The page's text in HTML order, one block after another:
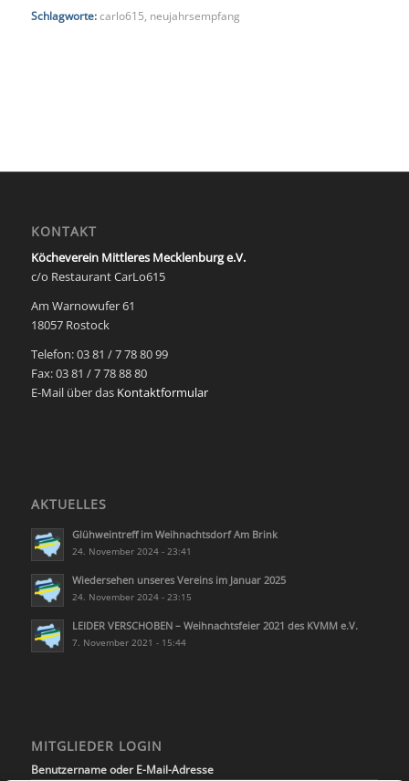
Schlagworte: carlo615 neujahrsempfang
KONTAKT
Köcheverein Mittleres Mecklenburg e.V.
c/o Restaurant CarLo615
Am Warnowufer 61
18057 Rostock
Telefon: 03 81 / 7 78 80 99
Fax: 03 81 / 7 78 88 80
E-Mail über das Kontaktformular
AKTUELLES
Glühweintreff im Weihnachtsdorf Am Brink
24. November 2024 - 23:41
Wiedersehen unseres Vereins im Januar 2025
24. November 2024 - 23:15
LEIDER VERSCHOBEN – Weihnachtsfeier 2021 des KVMM e.V.
7. November 2021 - 15:44
MITGLIEDER LOGIN
Benutzername oder E-Mail-Adresse